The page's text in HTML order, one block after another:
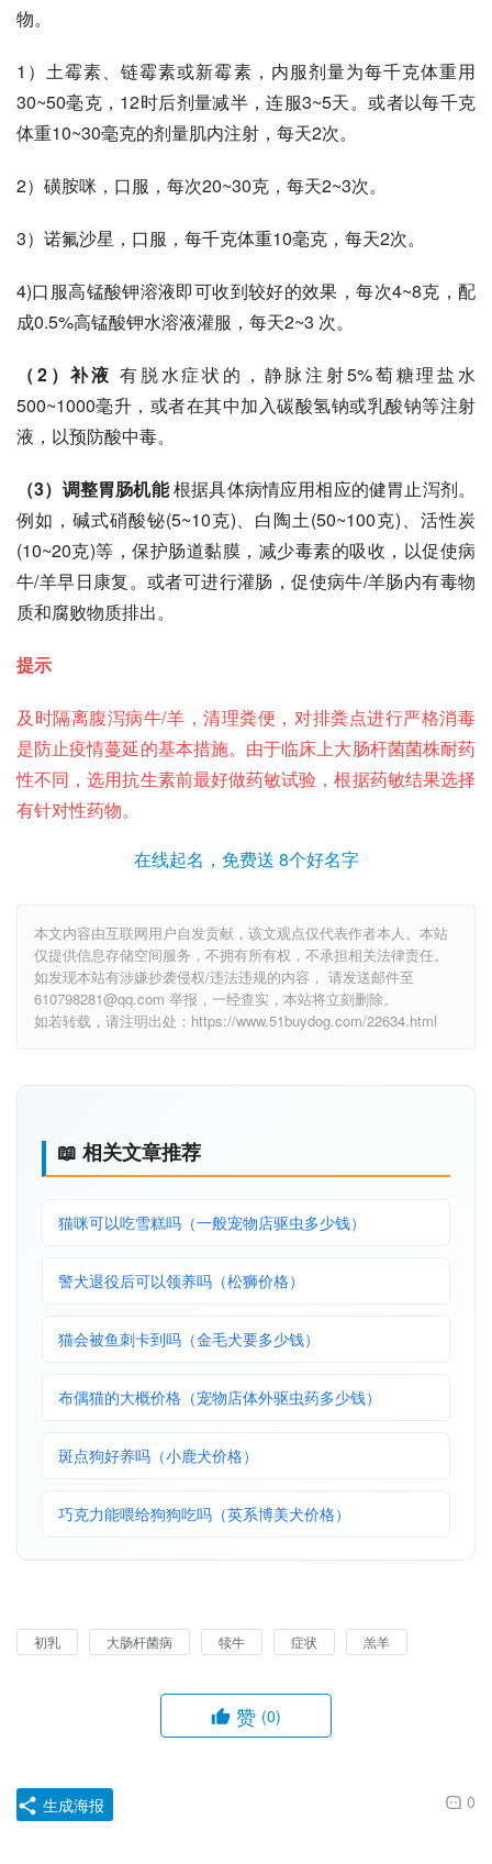
物。
1）土霉素、链霉素或新霉素，内服剂量为每千克体重用
30~50毫克，12时后剂量减半，连服3~5天。或者以每千克
体重10~30毫克的剂量肌内注射，每天2次。
2）磺胺咪，口服，每次20~30克，每天2~3次。
3）诺氟沙星，口服，每千克体重10毫克，每天2次。
4)口服高锰酸钾溶液即可收到较好的效果，每次4~8克，配
成0.5%高锰酸钾水溶液灌服，每天2~3 次。
（2）补液 有脱水症状的，静脉注射5%萄糖理盐水
500~1000毫升，或者在其中加入碳酸氢钠或乳酸钠等注射
液，以预防酸中毒。
（3）调整胃肠机能 根据具体病情应用相应的健胃止泻剂。
例如， 碱式硝酸铋(5~10克)、 白陶土(50~100克)、活性炭
(10~20克)等，保护肠道黏膜，减少毒素的吸收，以促使病
牛/羊早日康复。或者可进行灌肠，促使病牛/羊肠内有毒物
质和腐败物质排出。
提示
及时隔离腹泻病牛/羊，清理粪便，对排粪点进行严格消毒
是防止疫情蔓延的基本措施。由于临床上大肠杆菌菌株耐药
性不同，选用抗生素前最好做药敏试验，根据药敏结果选择
有针对性药物。
在线起名，免费送 8个好名字
本文内容由互联网用户自发贡献，该文观点仅代表作者本人。本站
仅提供信息存储空间服务，不拥有所有权，不承担相关法律责任。
如发现本站有涉嫌抄袭侵权/违法违规的内容， 请发送邮件至
610798281@qq.com 举报，一经查实，本站将立刻删除。
如若转载，请注明出处：https://www.51buydog.com/22634.html
📖 相关文章推荐
猫咪可以吃雪糕吗（一般宠物店驱虫多少钱）
警犬退役后可以领养吗（松狮价格）
猫会被鱼刺卡到吗（金毛犬要多少钱）
布偶猫的大概价格（宠物店体外驱虫药多少钱）
斑点狗好养吗（小鹿犬价格）
巧克力能喂给狗狗吃吗（英系博美犬价格）
初乳 大肠杆菌病 犊牛 症状 羔羊
赞 (0)
0
生成海报